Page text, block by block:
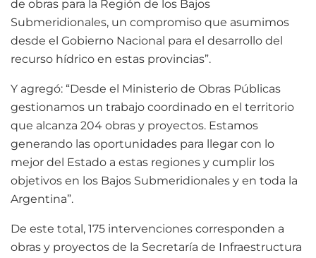
de obras para la Región de los Bajos
Submeridionales, un compromiso que asumimos
desde el Gobierno Nacional para el desarrollo del
recurso hídrico en estas provincias”.
Y agregó: “Desde el Ministerio de Obras Públicas
gestionamos un trabajo coordinado en el territorio
que alcanza 204 obras y proyectos. Estamos
generando las oportunidades para llegar con lo
mejor del Estado a estas regiones y cumplir los
objetivos en los Bajos Submeridionales y en toda la
Argentina”.
De este total, 175 intervenciones corresponden a
obras y proyectos de la Secretaría de Infraestructura